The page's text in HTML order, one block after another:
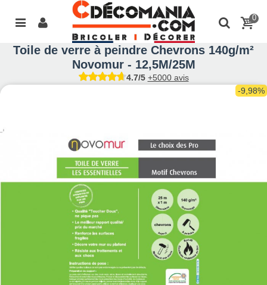
0
Toile de verre à peindre Chevrons 140g/m²
Novomur - 12,5M/25M
4.7/5 +5000 avis
-9,98%